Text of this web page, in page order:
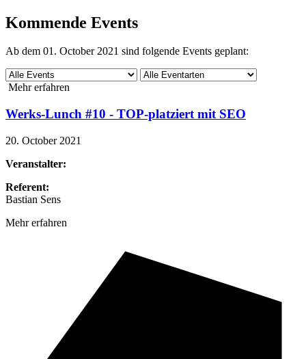
Kommende Events
Ab dem 01. October 2021 sind folgende Events geplant:
Mehr erfahren
Werks-Lunch #10 - TOP-platziert mit SEO
20. October 2021
Veranstalter:
Referent:
Bastian Sens
Mehr erfahren